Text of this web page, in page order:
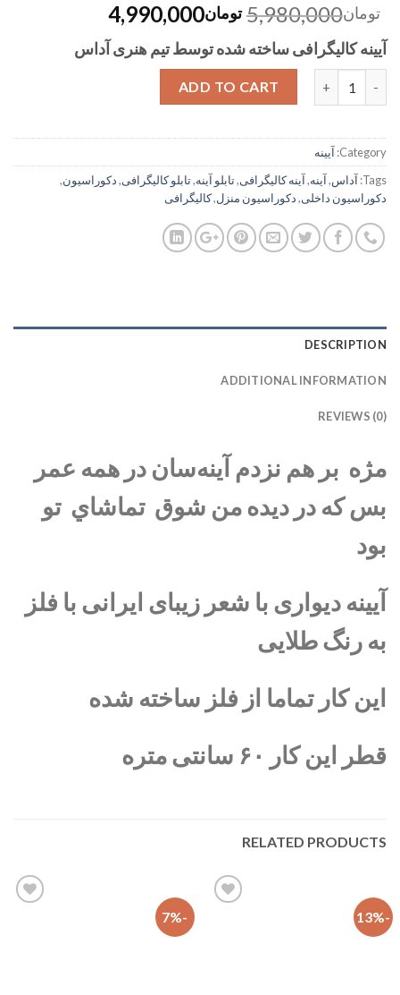
تومان5,980,000 تومان4,990,000
آیینه کالیگرافی ساخته شده توسط تیم هنری آداس
ADD TO CART
Category: آیینه
Tags: آداس,آینه,آینه کالیگرافی,تابلو آینه,تابلو کالیگرافی,دکوراسیون,
دکوراسیون داخلی,دکوراسیون منزل,کالیگرافی
DESCRIPTION
ADDITIONAL INFORMATION
REVIEWS (0)
مژه بر هم نزدم آينه‌سان در همه عمر
بس كه در ديده من شوق تماشاي تو
بود
آیینه دیواری با شعر زیبای ایرانی با فلز
به رنگ طلایی
این کار تماما از فلز ساخته شده
قطر این کار ۶۰ سانتی متره
RELATED PRODUCTS
-13%
-7%